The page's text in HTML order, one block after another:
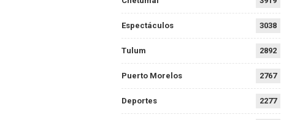
Espectáculos 3038
Tulum 2892
Puerto Morelos 2767
Deportes 2277